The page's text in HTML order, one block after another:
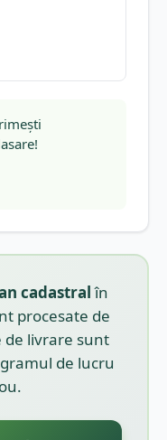
cadastralîn
procesate de
de livrare sunt
de lucru